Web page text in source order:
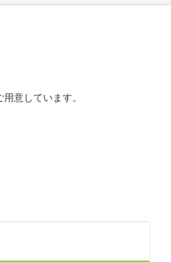
意しています。